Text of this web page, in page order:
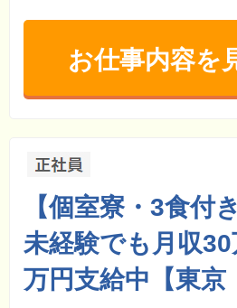
お仕事内容を
【個室寮・3食付
未経験でも月収
万円支給中【東京